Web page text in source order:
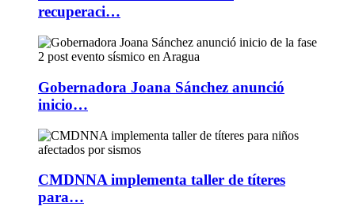
recuperaci…
Gobernadora Joana Sánchez anunció
inicio…
CMDNNA implementa taller de títeres
para…